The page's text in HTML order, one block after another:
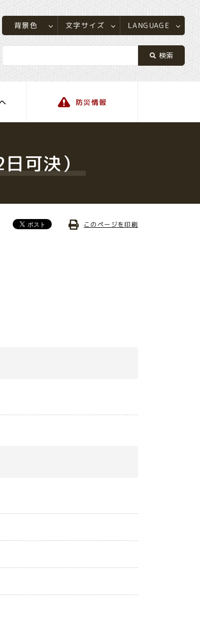
背景色 文字サイズ LANGUAGE
防災情報
可決）
このページを印刷